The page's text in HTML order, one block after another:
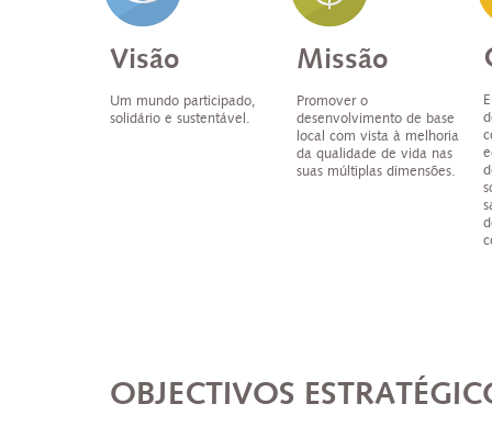
Visão
Um mundo participado,
solidário e sustentável.
Missão
Promover o
desenvolvimento de base
local com vista à melhoria
da qualidade de vida nas
suas múltiplas dimensões.
OBJECTIVOS